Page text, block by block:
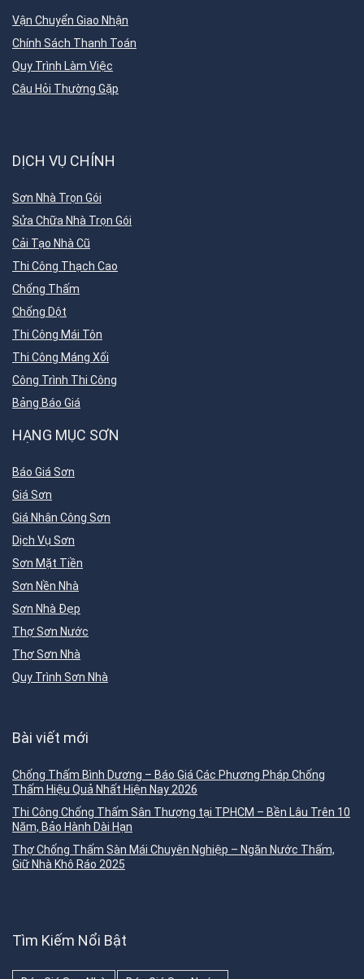
Vận Chuyển Giao Nhận
Chính Sách Thanh Toán
Quy Trình Làm Việc
Câu Hỏi Thường Gặp
DỊCH VỤ CHÍNH
Sơn Nhà Trọn Gói
Sửa Chữa Nhà Trọn Gói
Cải Tạo Nhà Cũ
Thi Công Thạch Cao
Chống Thấm
Chống Dột
Thi Công Mái Tôn
Thi Công Máng Xối
Công Trình Thi Công
Bảng Báo Giá
HẠNG MỤC SƠN
Báo Giá Sơn
Giá Sơn
Giá Nhân Công Sơn
Dịch Vụ Sơn
Sơn Mặt Tiền
Sơn Nền Nhà
Sơn Nhà Đẹp
Thợ Sơn Nước
Thợ Sơn Nhà
Quy Trình Sơn Nhà
Bài viết mới
Chống Thấm Bình Dương – Báo Giá Các Phương Pháp Chống
Thấm Hiệu Quả Nhất Hiện Nay 2026
Thi Công Chống Thấm Sân Thượng tại TPHCM – Bền Lâu Trên 10
Năm, Bảo Hành Dài Hạn
Thợ Chống Thấm Sàn Mái Chuyên Nghiệp – Ngăn Nước Thấm,
Giữ Nhà Khô Ráo 2025
Tìm Kiếm Nổi Bật